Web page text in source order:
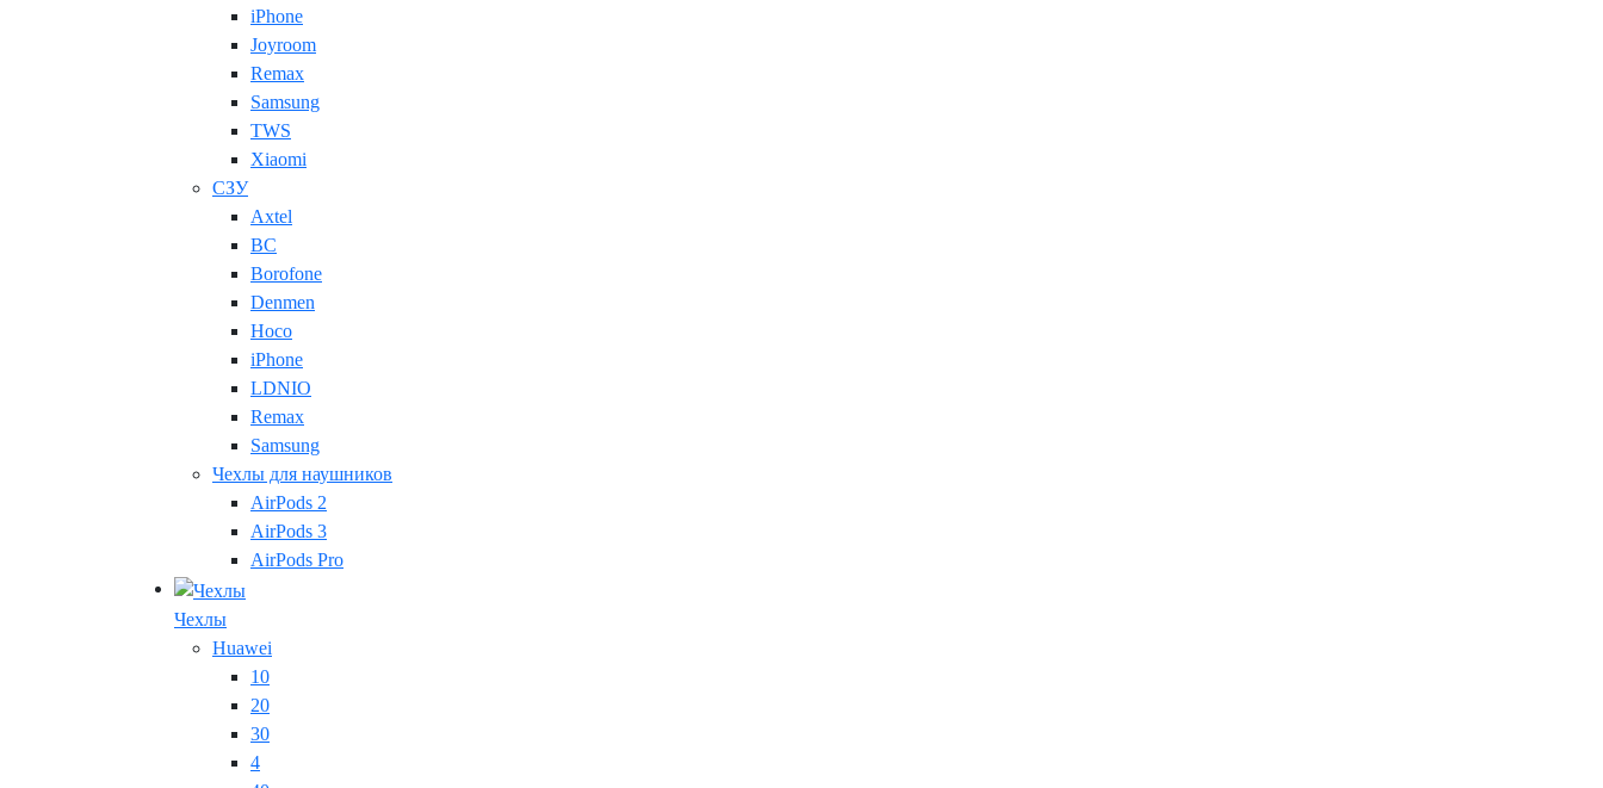
iPhone
Joyroom
Remax
Samsung
TWS
Xiaomi
СЗУ
Axtel
BC
Borofone
Denmen
Hoco
iPhone
LDNIO
Remax
Samsung
Чехлы для наушников
AirPods 2
AirPods 3
AirPods Pro
Чехлы
Huawei
10
20
30
4